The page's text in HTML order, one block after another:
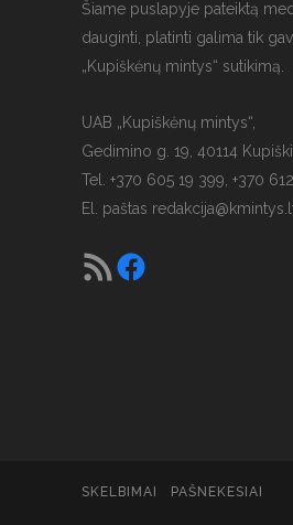
Šiame puslapyje pateiktą
dauginti, platinti galima tik
„Kupiškėnų mintys“ sutikimą.
UAB „Kupiškėnų mintys“,
Gedimino g. 19, 40114
Tel. +370 605 19 399, +370 612
El. paštas
SKELBIMAI PAŠNEKESIAI